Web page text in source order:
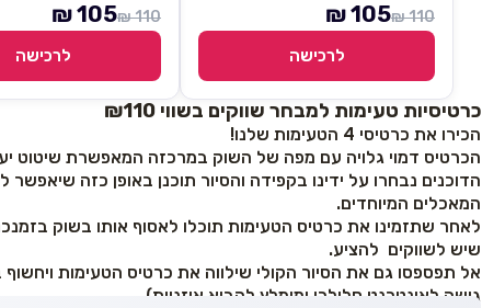
110 ₪
105 ₪
לרכישה
110 ₪
105 ₪
לרכישה
כרטיסיות טעימות למבחר שווקים בשווי ₪110
הכירו את כרטיסי 4 הטעימות שלנו!
הכרטיס דמוי גלויה עם מפה של השוק במרכזה המאפשרת שיטוט
הדוכנים נבחרו על ידינו בקפידה והסיור תוכנן באופן כזה
המאכלים המיוחדים.
לאחר שתזמינו את כרטיס הטעימות תוכלו לאסוף אותו בשוק
שיש לשווקים להציע.
אל תפספסו גם את הסיור הקולי שילווה את כרטיס הטעימות
גישה לאינטרנט סלולרי ומומלץ להביא אוזניות).